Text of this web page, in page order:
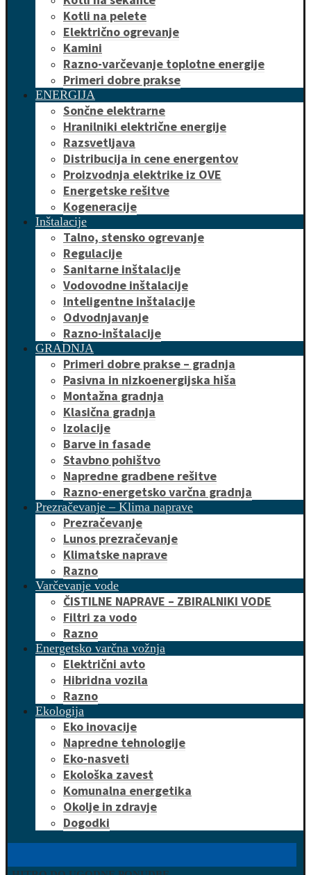
Kotli na pelete
Električno ogrevanje
Kamini
Razno-varčevanje toplotne energije
Primeri dobre prakse
ENERGIJA
Sončne elektrarne
Hranilniki električne energije
Razsvetljava
Distribucija in cene energentov
Proizvodnja elektrike iz OVE
Energetske rešitve
Kogeneracije
Inštalacije
Talno, stensko ogrevanje
Regulacije
Sanitarne inštalacije
Vodovodne inštalacije
Inteligentne inštalacije
Odvodnjavanje
Razno-inštalacije
GRADNJA
Primeri dobre prakse – gradnja
Pasivna in nizkoenergijska hiša
Montažna gradnja
Klasična gradnja
Izolacije
Barve in fasade
Stavbno pohištvo
Napredne gradbene rešitve
Razno-energetsko varčna gradnja
Prezračevanje – Klima naprave
Prezračevanje
Lunos prezračevanje
Klimatske naprave
Razno
Varčevanje vode
ČISTILNE NAPRAVE – ZBIRALNIKI VODE
Filtri za vodo
Razno
Energetsko varčna vožnja
Električni avto
Hibridna vozila
Razno
Ekologija
Eko inovacije
Napredne tehnologije
Eko-nasveti
Ekološka zavest
Komunalna energetika
Okolje in zdravje
Dogodki